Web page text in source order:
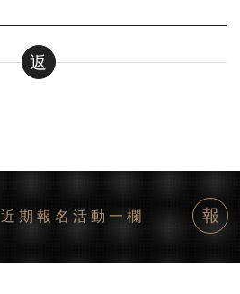
返
近期報名活動一欄 報